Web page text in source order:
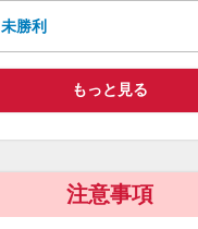
未勝利
もっと見る
注意事項